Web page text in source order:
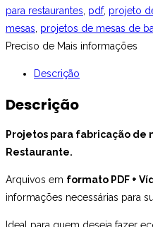
para restaurantes pdf, projeto
mesas projetos de mesas de
Preciso de Mais informações
Descrição
Descrição
Projetos para fabricação de
Restaurante.
Arquivos em formato PDF +
informações necessárias para